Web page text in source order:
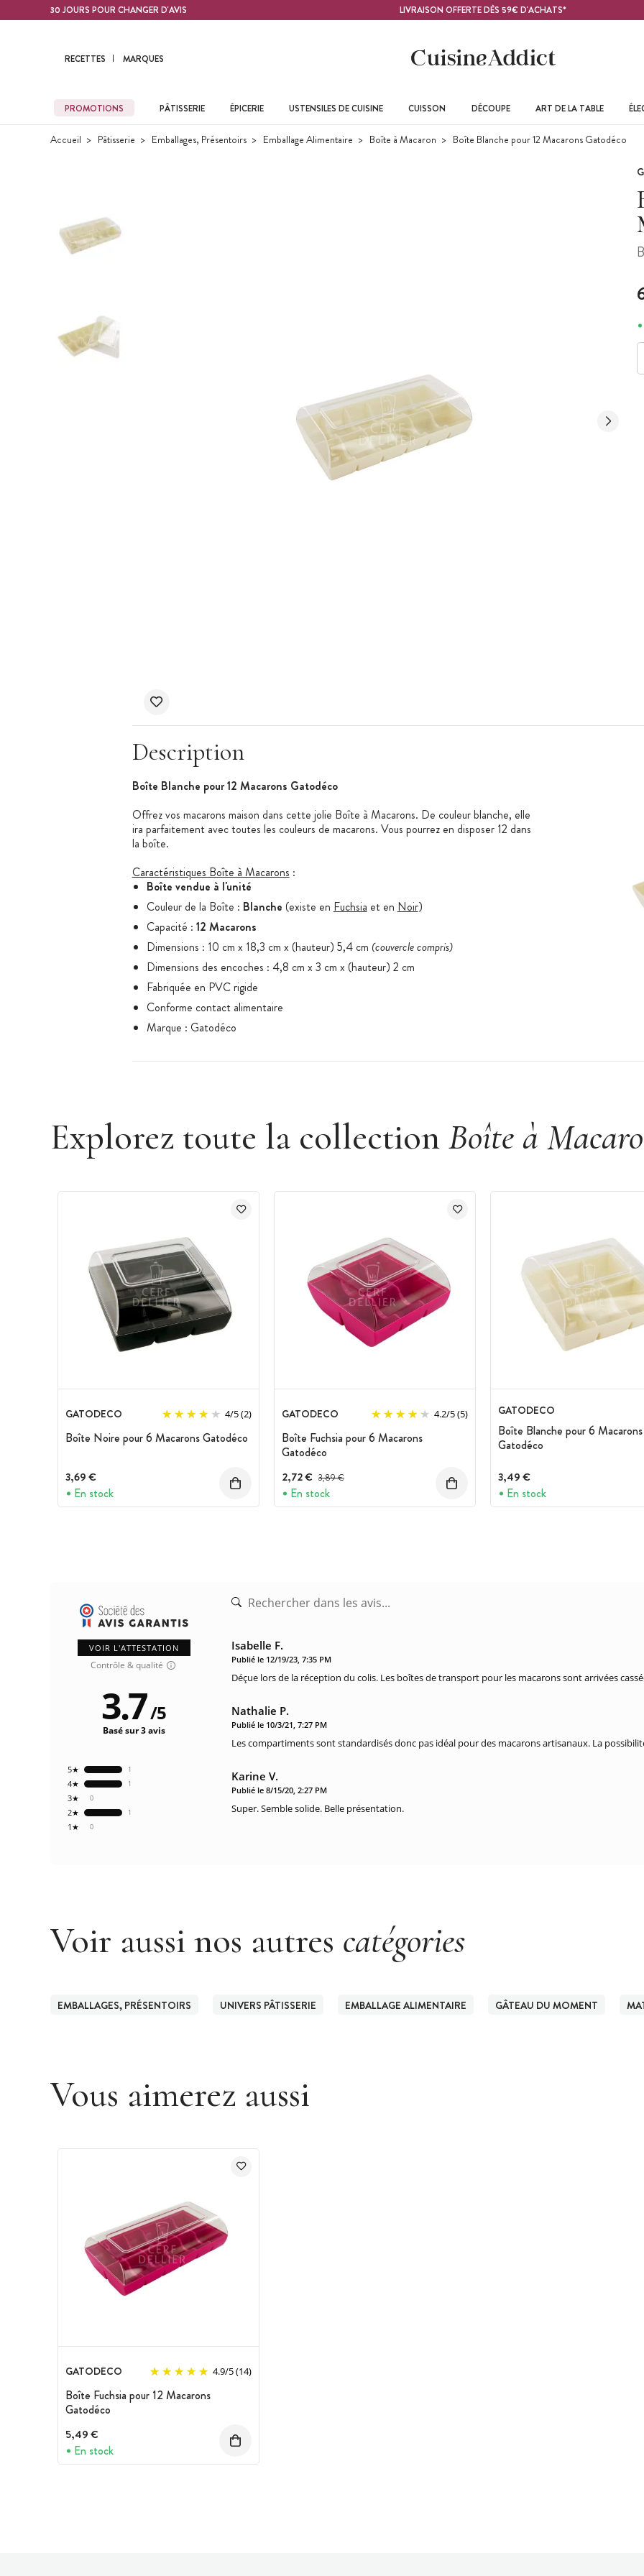
Contenu principal30 JOURS POUR CHANGER D'AVIS LIVRAISON OFFERTE DÈS 59€ D'ACHATS*
RECETTES MARQUES
PROMOTIONS PÂTISSERIE ÉPICERIE USTENSILES DE CUISINE CUISSON DÉCOUPE ART DE LA TABLE
Accueil Pâtisserie Emballages, Présentoirs Emballage Alimentaire Boîte à Macaron Boîte Blanche pour 12 Macarons Gatodéco
Description
Boîte Blanche pour 12 Macarons Gatodéco
Offrez vos macarons maison dans cette jolie Boîte à Macarons. De couleur blanche, elle
ira parfaitement avec toutes les couleurs de macarons. Vous pourrez en disposer 12 dans
la boîte.
Caractéristiques Boîte à Macarons :
Boîte vendue à l'unité
Couleur de la Boîte : Blanche (existe en Fuchsia et en Noir)
Capacité : 12 Macarons
Dimensions : 10 cm x 18,3 cm x (hauteur) 5,4 cm (couvercle compris)
Dimensions des encoches : 4,8 cm x 3 cm x (hauteur) 2 cm
Fabriquée en PVC rigide
Conforme contact alimentaire
Marque : Gatodéco
Explorez toute la collection Boîte à
GATODECO 4/5(2)
Boîte Noire pour 6 Macarons Gatodéco
3,69 €
En stock
GATODECO 4.2/5(5)
Boîte Fuchsia pour 6 Macarons
Gatodéco
2,72 € Prix avant réduction :
3,89 €
En stock
GATODECO
Boîte Blanche pour 6 Macarons
Gatodéco
3,49 €
En stock
VOIR L'ATTESTATION
Contrôle & qualité
0
1★
1
2★
0
3★
1
4★
1
5★
3.7/5
Basé sur 3 avis
Isabelle F.
Publié le 12/19/23, 7:35 PM
Déçue lors de la réception du colis. Les boîtes de transport pour les macarons sont arrivées
Nathalie P.
Publié le 10/3/21, 7:27 PM
Les compartiments sont standardisés donc pas idéal pour des macarons artisanaux. La
Karine V.
Publié le 8/15/20, 2:27 PM
Super. Semble solide. Belle présentation.
Voir aussi nos autres catégories
EMBALLAGES, PRÉSENTOIRS UNIVERS PÂTISSERIE EMBALLAGE ALIMENTAIRE GÂTEAU DU MOMENT
Vous aimerez aussi
GATODECO 4.9/5(14)
Boîte Fuchsia pour 12 Macarons
Gatodéco
5,49 €
En stock